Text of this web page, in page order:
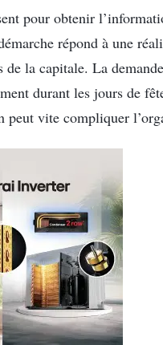
pour obtenir
répond à une
de la capitale. La
durant les jours de
peut vite compliquer